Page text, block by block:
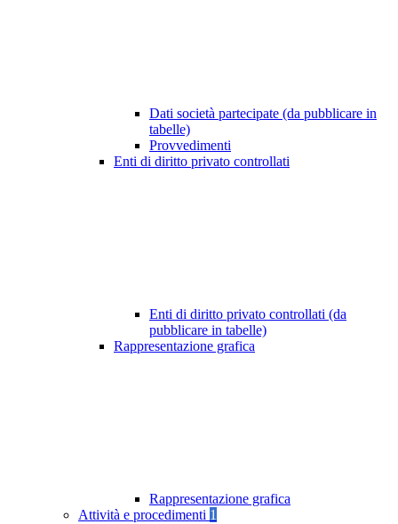
Dati società partecipate (da pubblicare in
tabelle)
Provvedimenti
Enti di diritto privato controllati
Enti di diritto privato controllati (da
pubblicare in tabelle)
Rappresentazione grafica
Rappresentazione grafica
Attività e procedimenti 1